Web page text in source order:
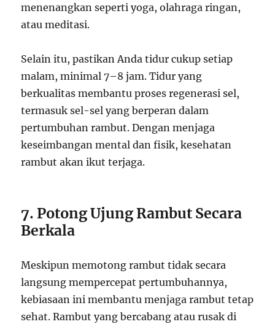
menenangkan seperti yoga, olahraga ringan,
atau meditasi.
Selain itu, pastikan Anda tidur cukup setiap
malam, minimal 7–8 jam. Tidur yang
berkualitas membantu proses regenerasi sel,
termasuk sel-sel yang berperan dalam
pertumbuhan rambut. Dengan menjaga
keseimbangan mental dan fisik, kesehatan
rambut akan ikut terjaga.
7. Potong Ujung Rambut Secara
Berkala
Meskipun memotong rambut tidak secara
langsung mempercepat pertumbuhannya,
kebiasaan ini membantu menjaga rambut tetap
sehat. Rambut yang bercabang atau rusak di